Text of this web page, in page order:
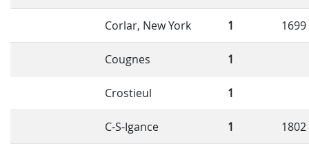
Corlar, New York 1 1699
Cougnes 1
Crostieul 1
C-S-Igance 1 1802